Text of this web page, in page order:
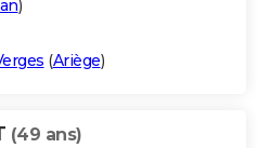
)
(Ariège)
(49 ans)